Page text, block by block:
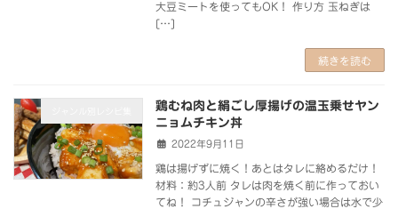
大豆ミートを使ってもOK！ 作り方 玉ねぎは
[…]
続きを読む
鶏むね肉と絹ごし厚揚げの温玉乗せヤン
ニョムチキン丼
2022年9月11日
鶏は揚げずに焼く！あとはタレに絡めるだけ！
材料：約3人前 タレは肉を焼く前に作っておい
てね！ コチュジャンの辛さが強い場合は水で少